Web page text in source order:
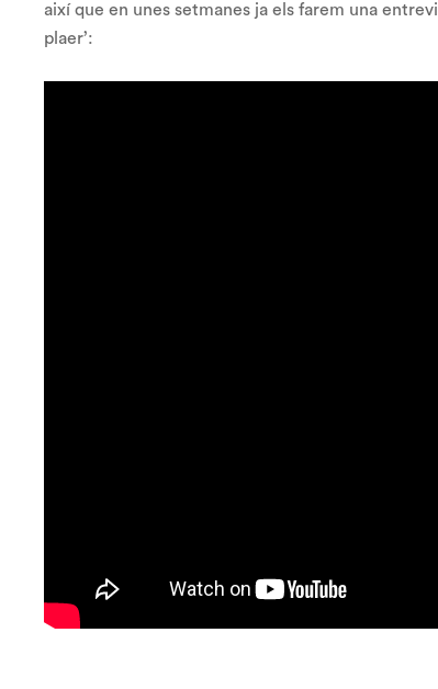
així que en unes setmanes ja els farem una
plaer’: